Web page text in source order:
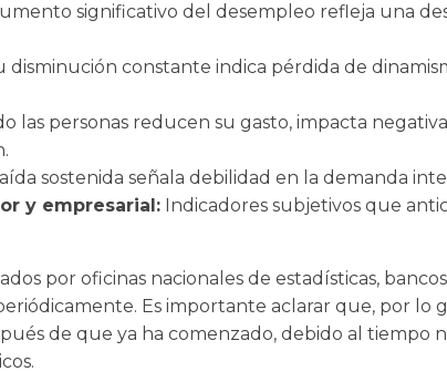
significativo del desempleo refleja una
disminución constante indica pérdida de
las personas reducen su gasto, impacta
sostenida señala debilidad en la demanda
y empresarial: Indicadores subjetivos que
por oficinas nacionales de estadísticas,
Es importante aclarar que, por lo
de que ya ha comenzado, debido al tiempo